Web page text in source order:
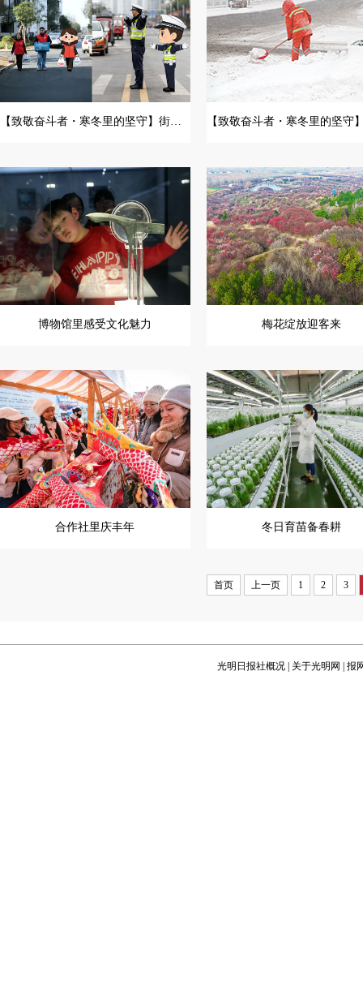
【致敬奋斗者・寒冬里的坚守】街头守护者的圈粉瞬间
博物馆里感受文化魅力 梅花绽放迎客来
合作社里庆丰年 冬日育苗备春耕
首页 上一页 1 2 3
光明日报社概况 关于光明网 报